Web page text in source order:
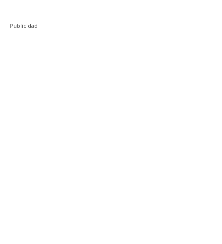
Publicidad